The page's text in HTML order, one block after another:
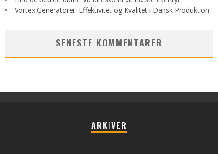
Vortex Generatorer: Effektivitet og Kvalitet i Dansk Produktion
SENESTE KOMMENTARER
ARKIVER